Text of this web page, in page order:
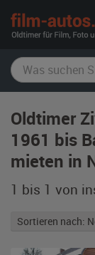
Oldtimer
1961 bis
mieten in
1 bis 1 von